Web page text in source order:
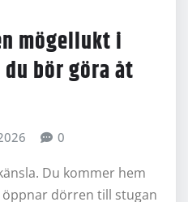
mögellukt i
bör göra åt
0
Du kommer hem
dörren till stugan